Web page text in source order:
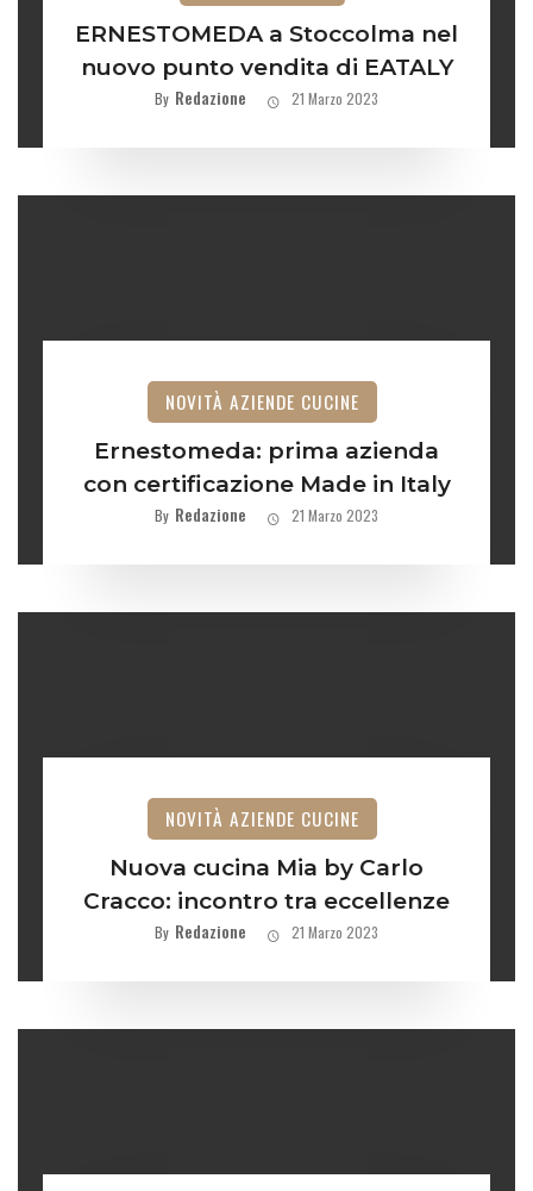
ERNESTOMEDA a Stoccolma nel
nuovo punto vendita di EATALY
By Redazione 21 Marzo 2023
NOVITÀ AZIENDE CUCINE
Ernestomeda: prima azienda
con certificazione Made in Italy
By Redazione 21 Marzo 2023
NOVITÀ AZIENDE CUCINE
Nuova cucina Mia by Carlo
Cracco: incontro tra eccellenze
By Redazione 21 Marzo 2023